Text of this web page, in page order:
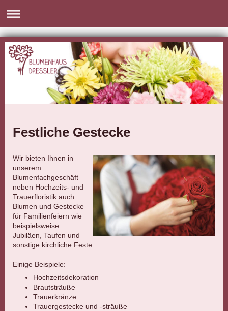
Festliche Gestecke
Wir bieten Ihnen in
unserem
Blumenfachgeschäft
neben Hochzeits- und
Trauerfloristik auch
Blumen und Gestecke
für Familienfeiern wie
beispielsweise
Jubiläen, Taufen und
sonstige kirchliche Feste.
Einige Beispiele:
Hochzeitsdekoration
Brautsträuße
Trauerkränze
Trauergestecke und -sträuße